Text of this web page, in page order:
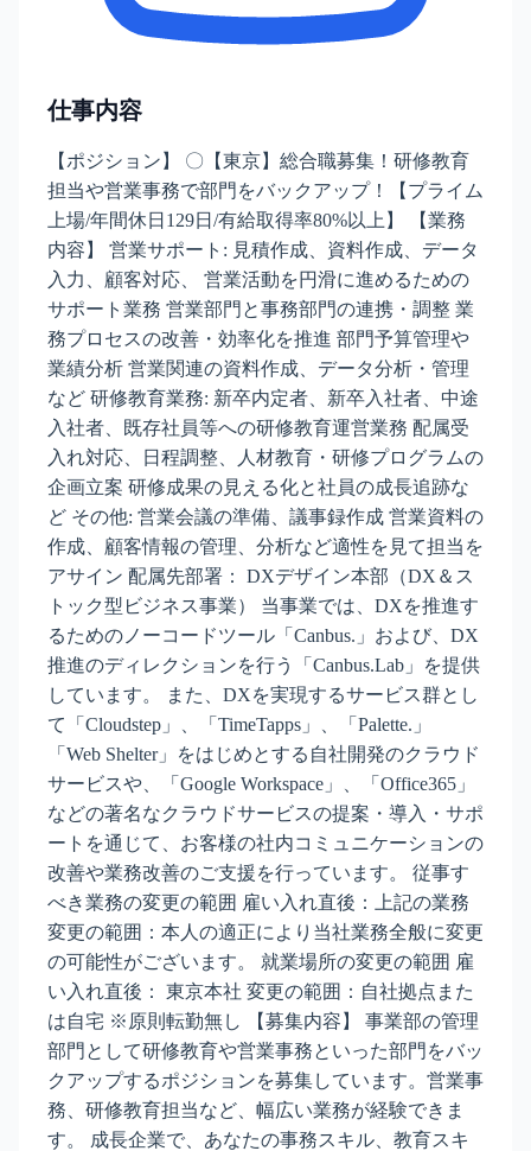
仕事内容
【ポジション】 〇【東京】総合職募集！研修教育
担当や営業事務で部門をバックアップ！【プライム
上場/年間休日129日/有給取得率80%以上】 【業務
内容】 営業サポート: 見積作成、資料作成、データ
入力、顧客対応、 営業活動を円滑に進めるための
サポート業務 営業部門と事務部門の連携・調整 業
務プロセスの改善・効率化を推進 部門予算管理や
業績分析 営業関連の資料作成、データ分析・管理
など 研修教育業務: 新卒内定者、新卒入社者、中途
入社者、既存社員等への研修教育運営業務 配属受
入れ対応、日程調整、人材教育・研修プログラムの
企画立案 研修成果の見える化と社員の成長追跡な
ど その他: 営業会議の準備、議事録作成 営業資料の
作成、顧客情報の管理、分析など適性を見て担当を
アサイン 配属先部署： DXデザイン本部（DX＆ス
トック型ビジネス事業） 当事業では、DXを推進す
るためのノーコードツール「Canbus.」および、DX
推進のディレクションを行う「Canbus.Lab」を提供
しています。 また、DXを実現するサービス群とし
て「Cloudstep」、「TimeTapps」、「Palette.」
「Web Shelter」をはじめとする自社開発のクラウド
サービスや、「Google Workspace」、「Office365」
などの著名なクラウドサービスの提案・導入・サポ
ートを通じて、お客様の社内コミュニケーションの
改善や業務改善のご支援を行っています。 従事す
べき業務の変更の範囲 雇い入れ直後：上記の業務
変更の範囲：本人の適正により当社業務全般に変更
の可能性がございます。 就業場所の変更の範囲 雇
い入れ直後： 東京本社 変更の範囲：自社拠点また
は自宅 ※原則転勤無し 【募集内容】 事業部の管理
部門として研修教育や営業事務といった部門をバッ
クアップするポジションを募集しています。営業事
務、研修教育担当など、幅広い業務が経験できま
す。 成長企業で、あなたの事務スキル、教育スキ